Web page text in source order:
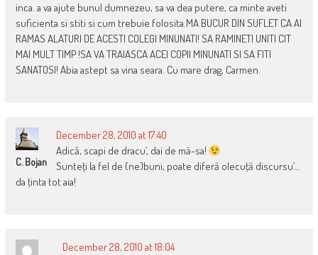
inca. a va ajute bunul dumnezeu, sa va dea putere, ca minte aveti
suficienta si stiti si cum trebuie folosita.MA BUCUR DIN SUFLET CA AI
RAMAS ALATURI DE ACESTI COLEGI MINUNATI! SA RAMINETI UNITI CIT
MAI MULT TIMP !SA VA TRAIASCA ACEI COPII MINUNATI SI SA FITI
SANATOSI! Abia astept sa vina seara. Cu mare drag, Carmen.
C. Bojan
December 28, 2010 at 17:40
Adică, scapi de dracu’, dai de mă-sa!
Sunteţi la fel de (ne)buni, poate diferă olecuţă discursu’…
da ţinta tot aia!
December 28, 2010 at 18:04